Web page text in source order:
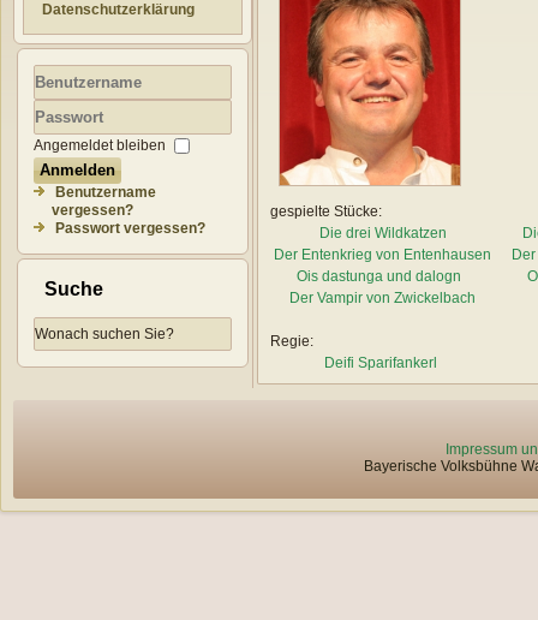
Datenschutzerklärung
Benutzername
Passwort
Angemeldet bleiben
Anmelden
Benutzername
vergessen?
Passwort vergessen?
Suche
gespielte Stücke:
Die drei Wildkatzen
Der Entenkrieg von Entenhausen
Ois dastunga und dalogn
Der Vampir von Zwickelbach
Regie:
Deifi Sparifankerl
Impressum
Bayerische Volksbühne